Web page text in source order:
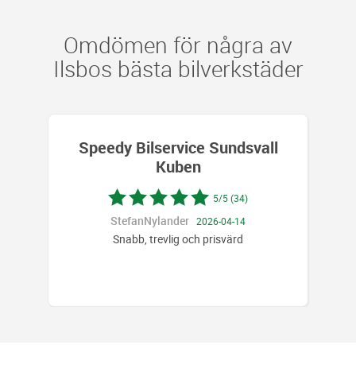
Omdömen för några av
Ilsbos bästa bilverkstäder
Speedy Bilservice Sundsvall
Kuben
5/5 (34)
StefanNylander 2026-04-14
Snabb, trevlig och prisvärd